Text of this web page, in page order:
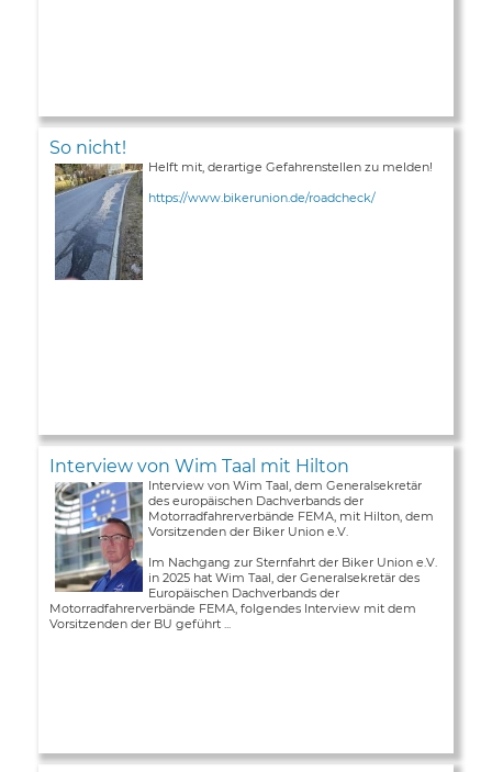
So nicht!
Helft mit, derartige Gefahrenstellen zu melden!
https://www.bikerunion.de/roadcheck/
Interview von Wim Taal mit Hilton
Interview von Wim Taal, dem Generalsekretär
des europäischen Dachverbands der
Motorradfahrerverbände FEMA, mit Hilton, dem
Vorsitzenden der Biker Union e.V.
Im Nachgang zur Sternfahrt der Biker Union e.V.
in 2025 hat Wim Taal, der Generalsekretär des
Europäischen Dachverbands der
Motorradfahrerverbände FEMA, folgendes Interview mit dem
Vorsitzenden der BU geführt ...